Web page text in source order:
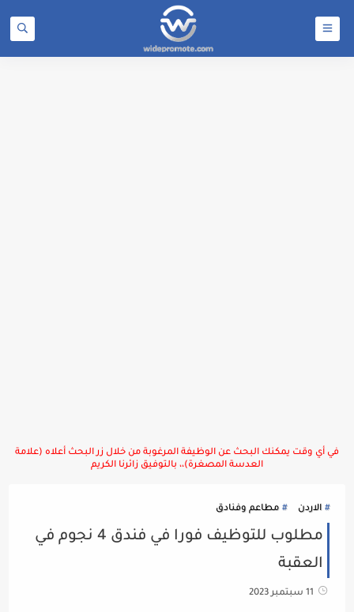
في أي وقت يمكنك البحث عن الوظيفة المرغوبة من خلال زر البحث أعلاه (علامة
العدسة المصغرة)،، بالتوفيق زائرنا الكريم
الاردن مطاعم وفنادق
مطلوب للتوظيف فورا في فندق 4 نجوم في
العقبة
11 سبتمبر 2023